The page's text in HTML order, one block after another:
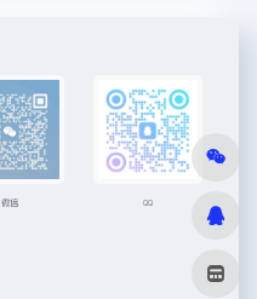
微信 QQ